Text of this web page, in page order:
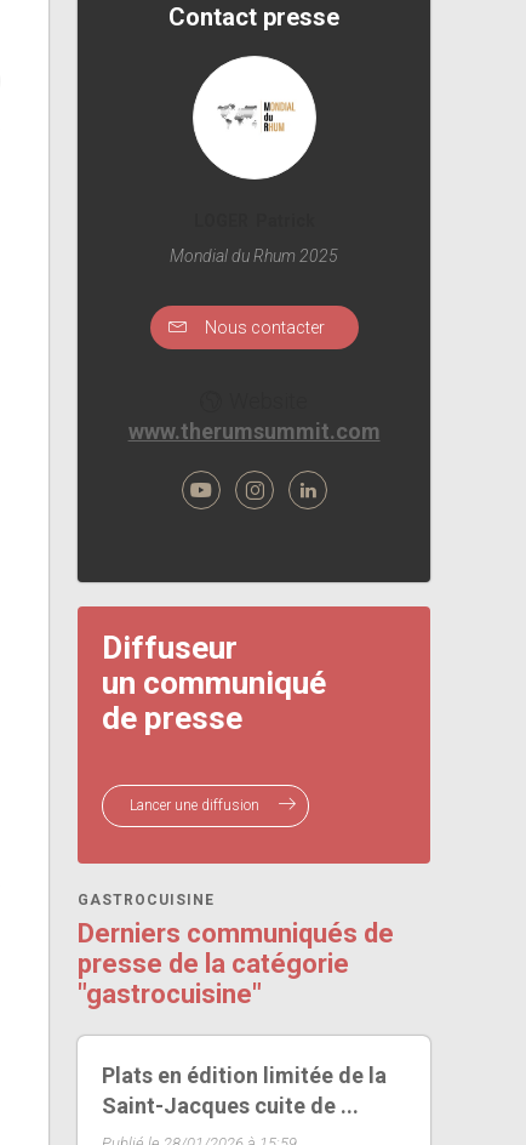
Contact presse
Mondial du Rhum 2025
Nous contacter
www.therumsummit.com
Diffuseur
un communiqué
de presse
Lancer une diffusion
GASTROCUISINE
Derniers communiqués de
presse de la catégorie
"gastrocuisine"
Plats en édition limitée de la
Saint-Jacques cuite de ...